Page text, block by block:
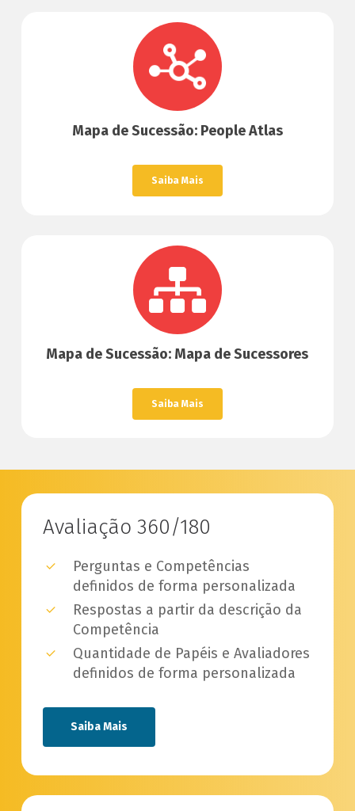
Mapa de Sucessão: People Atlas
Saiba Mais
Mapa de Sucessão: Mapa de Sucessores
Saiba Mais
Avaliação 360/180
Perguntas e Competências
definidos de forma personalizada
Respostas a partir da descrição da
Competência
Quantidade de Papéis e Avaliadores
definidos de forma personalizada
Saiba Mais